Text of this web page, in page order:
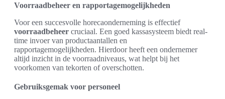
Voorraadbeheer en rapportagemogelijkheden
Voor een succesvolle horecaonderneming is effectief
voorraadbeheer cruciaal. Een goed kassasysteem biedt real-
time invoer van productaantallen en
rapportagemogelijkheden. Hierdoor heeft een ondernemer
altijd inzicht in de voorraadniveaus, wat helpt bij het
voorkomen van tekorten of overschotten.
Gebruiksgemak voor personeel